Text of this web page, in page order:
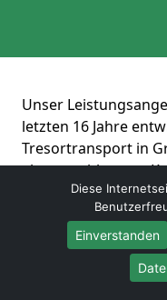
Unser
letzten 16 Jahre
Tresortransport in
als nur schleppen.
Service? Hier
komplette
Diese
Einverstanden